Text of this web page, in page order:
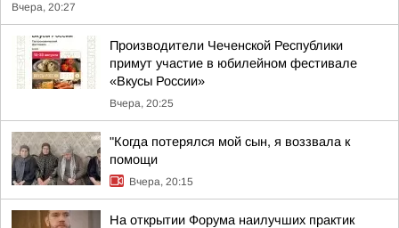
Вчера, 20:27
Производители Чеченской Республики
примут участие в юбилейном фестивале
«Вкусы России»
Вчера, 20:25
"Когда потерялся мой сын, я воззвала к
помощи
Вчера, 20:15
На открытии Форума наилучших практик